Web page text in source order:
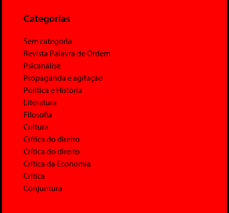
Categorias
Sem categoria
Revista Palavra de Ordem
Psicanálise
Propaganda e agitação
Política e História
Literatura
Filosofia
Cultura
Crítica do direito
Crítica do direito
Crítica da Economia
Crítica
Conjuntura